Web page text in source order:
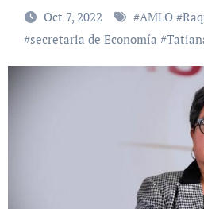
Oct 7, 2022 #AMLO#
#secretaria de Economía #